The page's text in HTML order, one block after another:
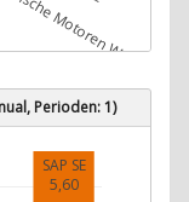
Motoren Werke AG
Perioden: 1)
SAP SE
5,60